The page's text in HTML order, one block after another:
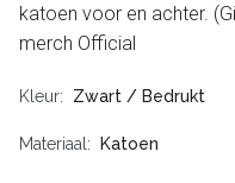
katoen voor en achter.
merch Official
Kleur Zwart / Bedrukt
Materiaal Katoen